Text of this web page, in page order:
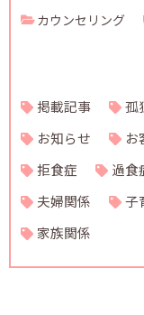
カウンセリング
掲載記事 孤
お知らせ
お
拒食症
過食
夫婦関係
子
家族関係